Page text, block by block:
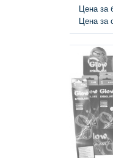
Цена за
Цена за